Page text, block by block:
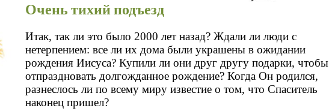
Очень тихий подъезд
Итак, так ли это было 2000 лет назад? Ждали ли люди с
нетерпением: все ли их дома были украшены в ожидании
рождения Иисуса? Купили ли они друг другу подарки, чтобы
отпраздновать долгожданное рождение? Когда Он родился,
разнеслось ли по всему миру известие о том, что Спаситель
наконец пришел?